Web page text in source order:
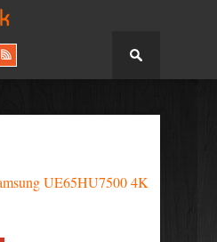
UE65HU7500 4K